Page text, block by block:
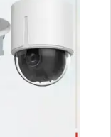
mạng một